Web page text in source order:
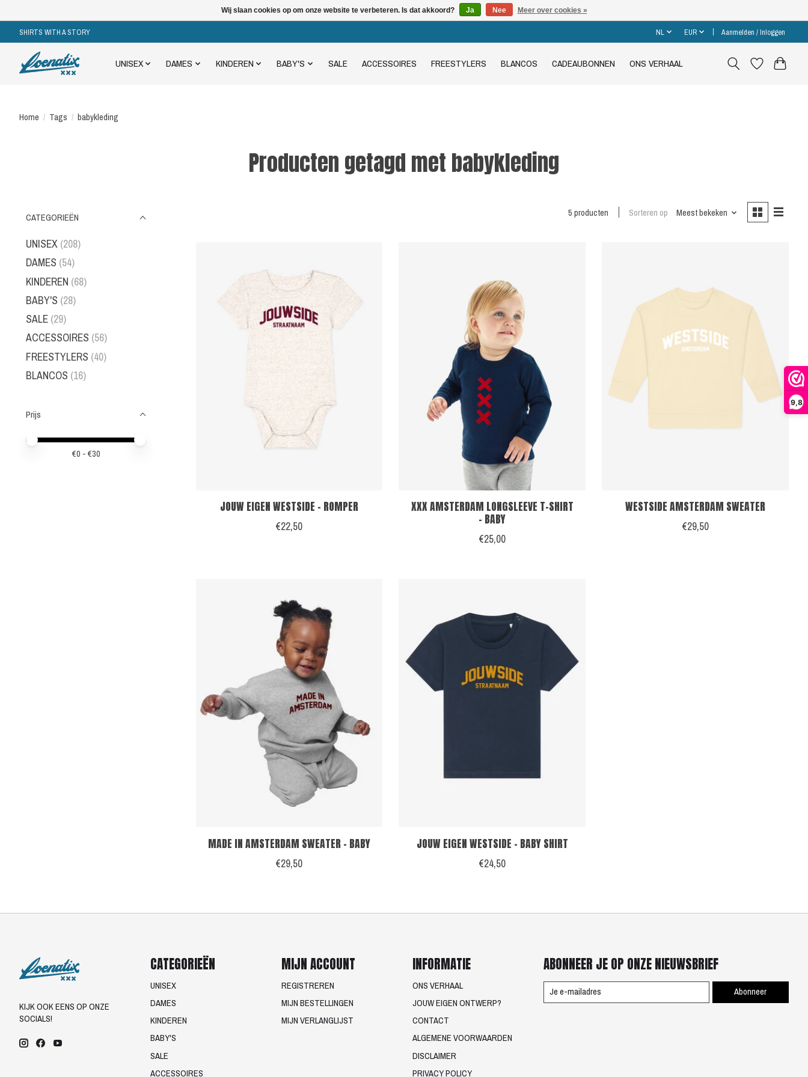
9,8
SHIRTS WITH A STORY NL EUR Aanmelden / Inloggen
UNISEX DAMES KINDEREN BABY'S SALE ACCESSOIRES FREESTYLERS BLANCOS CADEAUBONNEN ONS VERHAAL
Home / Tags / babykleding
Producten getagd met babykleding
CATEGORIEËN
UNISEX (208)
DAMES (54)
KINDEREN (68)
BABY'S (28)
SALE (29)
ACCESSOIRES (56)
FREESTYLERS (40)
BLANCOS (16)
Prijs
Minimale prijswaarde
Price maximum value
€0 - €30
5 producten Sorteren op Meest bekeken
JOUW EIGEN WESTSIDE - ROMPER
€22,50
XXX AMSTERDAM LONGSLEEVE T-SHIRT
- BABY
€25,00
WESTSIDE AMSTERDAM SWEATER
€29,50
MADE IN AMSTERDAM SWEATER - BABY
€29,50
JOUW EIGEN WESTSIDE - BABY SHIRT
€24,50
KIJK OOK EENS OP ONZE
SOCIALS!
CATEGORIEËN
UNISEX
DAMES
KINDEREN
BABY'S
SALE
ACCESSOIRES
MIJN ACCOUNT
REGISTREREN
MIJN BESTELLINGEN
MIJN VERLANGLIJST
INFORMATIE
ONS VERHAAL
JOUW EIGEN ONTWERP?
CONTACT
ALGEMENE VOORWAARDEN
DISCLAIMER
PRIVACY POLICY
ABONNEER JE OP ONZE NIEUWSBRIEF
Abonneer
Wij slaan cookies op om onze website te verbeteren. Is dat akkoord? Ja Nee Meer over cookies »